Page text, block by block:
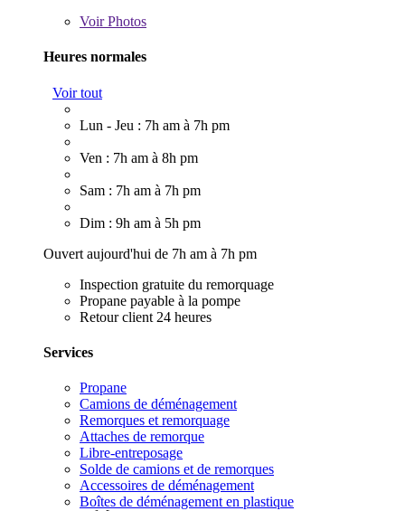
VoirPhotos
Heures normales
Voir tout
Lun - Jeu : 7h am à 7h pm
Ven : 7h am à 8h pm
Sam : 7h am à 7h pm
Dim : 9h am à 5h pm
Ouvert aujourd'hui de 7h am à 7h pm
Inspection gratuite du remorquage
Propane payable à la pompe
Retour client 24 heures
Services
Propane
Camions de déménagement
Remorques et remorquage
Attaches de remorque
Libre-entreposage
Solde de camions et de remorques
Accessoires de déménagement
Boîtes de déménagement en plastique